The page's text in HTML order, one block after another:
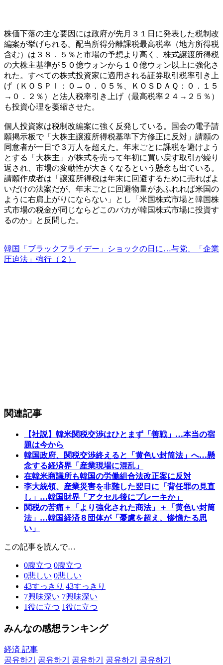
株価下落の主な要因には政府が先月３１日に発表した税制改
編案が挙げられる。配当所得分離課税最高税率（地方所得税
含む）は３８．５％と市場の予想より高く、株式譲渡所得税
の大株主基準が５０億ウォンから１０億ウォン以上に強化さ
れた。すべての株式投資家に適用される証券取引税率引き上
げ（ＫＯＳＰＩ：０→０．０５％、ＫＯＳＤＡＱ：０．１５
→０．２％）と法人税率引き上げ（最高税率２４→２５％）
も投資心理を萎縮させた。
個人投資家は税制改編案に強く反発している。国会の電子請
願掲示板で「大株主譲渡所得税基準下方修正に反対」請願の
同意者が一日で３万人を超えた。年末ごとに課税を避けよう
とする「大株主」が株式を売って年初に買い戻す取引が繰り
返され、市場の変動性が大きくなるという懸念も出ている。
請願作成者は「譲渡所得税は年末に回避するために売ればよ
いだけの法案だが、年末ごとに回避物量があふれれば米国の
ように右肩上がりにならない」とし「米国株式市場と韓国株
式市場の税金が同じならどこのバカが韓国株式市場に投資す
るのか」と反問した。
韓国「ブラックフライデー」ショックの日に…与党、「企業
圧迫法」強行（２）
関連記事
【社説】韓米関税交渉はひとまず「善戦」…本当の宿
題は今から
韓国政府、関税交渉終えると「黄色い封筒法」へ…懸
念する経済界「産業現場に混乱」
在韓米商議所も韓国の労働組合法改正案に反対
李大統領、産業災害を非難した翌日に「背任罪の見直
し」…韓国財界「アクセル後にブレーキか」
関税の苦痛＋「より強化された商法」＋「黄色い封筒
法」…韓国経済８団体が「憂慮を超え、惨憺たる思
い」
この記事を読んで…
0腹立つ 0腹立つ
0悲しい 0悲しい
43すっきり 43すっきり
7興味深い 7興味深い
1役に立つ 1役に立つ
みんなの感想ランキング
経済 記事
공유하기
공유하기 공유하기 공유하기
공유하기